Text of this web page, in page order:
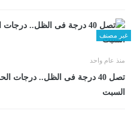
غير مصنف
منذ عام واحد
تصل 40 درجة فى الظل.. درجات
السبت